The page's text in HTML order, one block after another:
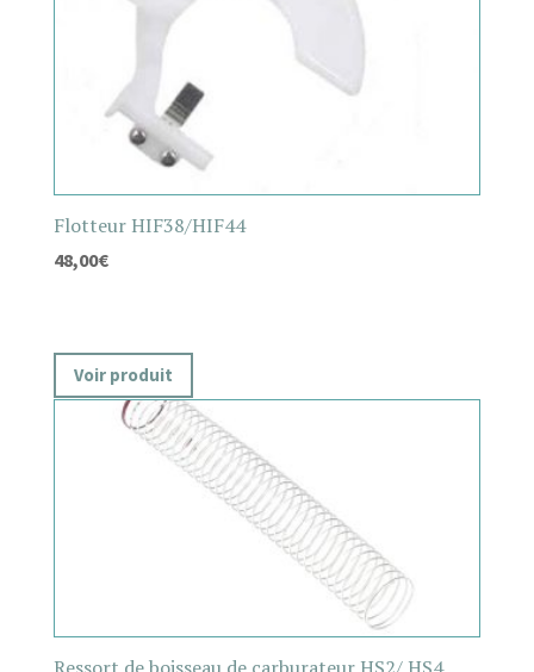
Flotteur HIF38/HIF44
48,00€
Voir produit